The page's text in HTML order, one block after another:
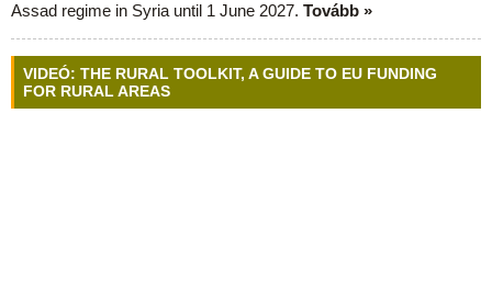
Assad regime in Syria until 1 June 2027. Tovább »
VIDEÓ: THE RURAL TOOLKIT, A GUIDE TO EU FUNDING
FOR RURAL AREAS